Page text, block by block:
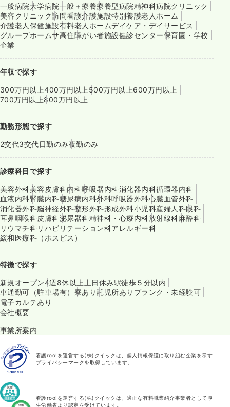
一般病院大学病院一般＋療養療養型病院精神科病院クリニック
美容クリニック訪問看護介護施設特別養護老人ホーム
介護老人保健施設有料老人ホームデイケア・デイサービス
グループホームサ高住障がい者施設健診センター保育園・学校
企業
年収で探す
300万円以上400万円以上 500万円以上600万円以上
700万円以上800万円以上
勤務形態で探す
2交代3交代日勤のみ夜勤のみ
診療科目で探す
美容外科美容皮膚科内科呼吸器内科消化器内科循環器内科
血液内科腎臓内科糖尿病内科外科呼吸器外科心臓血管外科
消化器外科脳神経外科整形外科形成外科小児科産婦人科眼科
耳鼻咽喉科皮膚科泌尿器科精神科・心療内科放射線科麻酔科
リウマチ科リハビリテーション科アレルギー科
緩和医療科（ホスピス）
特徴で探す
新規オープン4週8休以上 土日休み駅徒歩５分以内
車通勤可（駐車場有） 寮あり託児所あり ブランク・未経験可
電子カルテあり
会社概要
事業所案内
看護roo!を運営する(株)クイックは、個人情報保護に取り組む企業を示す
プライバシーマークを取得しています。
看護roo!を運営する(株)クイックは、適正な有料職業紹介事業者として厚
生労働省より認定を受けています。